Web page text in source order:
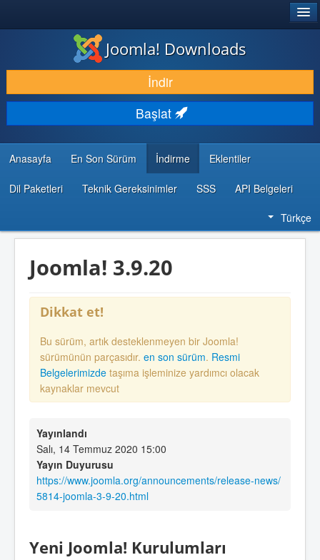
İNDIR & GENIŞLET
KEŞFET & ÖĞREN
TOPLULUK & DESTEK
GELIŞTIRICI KAYNAKLARI
Joomla! Downloads
İndir
Başlat
Anasayfa En Son Sürüm İndirme Eklentiler
Dil Paketleri Teknik Gereksinimler SSS API Belgeleri
Türkçe
Joomla! 3.9.20
Dikkat et!
Bu sürüm, artık desteklenmeyen bir Joomla!
sürümünün parçasıdır. en son sürüm. Resmi
Belgelerimizde taşıma işleminize yardımcı olacak
kaynaklar mevcut
Yayınlandı
Salı, 14 Temmuz 2020 15:00
Yayın Duyurusu
https://www.joomla.org/announcements/release-news/
5814-joomla-3-9-20.html
Yeni Joomla! Kurulumları